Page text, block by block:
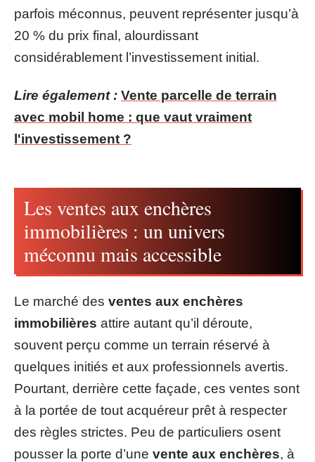
parfois méconnus, peuvent représenter jusqu’à
20 % du prix final, alourdissant
considérablement l’investissement initial.
Lire également : Vente parcelle de terrain
avec mobil home : que vaut vraiment
l'investissement ?
Les ventes aux enchères
immobilières : un univers
méconnu mais accessible
Le marché des ventes aux enchères
immobilières attire autant qu’il déroute,
souvent perçu comme un terrain réservé à
quelques initiés et aux professionnels avertis.
Pourtant, derrière cette façade, ces ventes sont
à la portée de tout acquéreur prêt à respecter
des règles strictes. Peu de particuliers osent
pousser la porte d’une vente aux enchères, à